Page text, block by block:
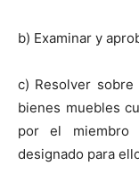
b) Examinar y
c) Resolver
bienes muebles
por el miembro
designado para